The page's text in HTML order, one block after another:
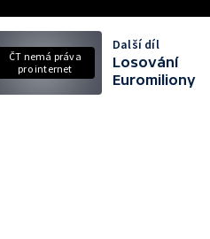
ČT nemá práva
pro internet
Další díl
Losování
Euromiliony